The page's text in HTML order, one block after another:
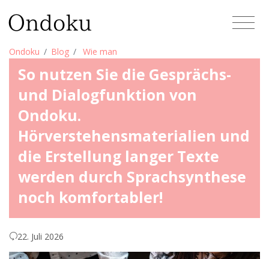
Ondoku Blog Wie man
So nutzen Sie die Gesprächs-
und Dialogfunktion von
Ondoku.
Hörverstehensmaterialien und
die Erstellung langer Texte
werden durch Sprachsynthese
noch komfortabler!
22. Juli 2026